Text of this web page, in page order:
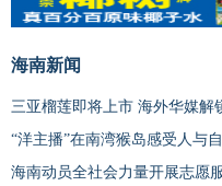
海南新闻
三亚榴莲即将上市 海外华媒解
“洋主播”在南湾猴岛感受人与
海南动员全社会力量开展志愿